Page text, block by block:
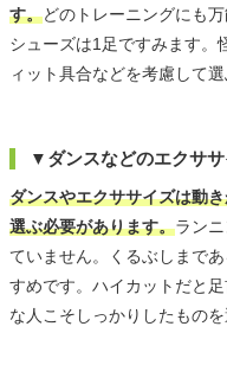
す。どのトレーニングにも
シューズは1足ですみます。
ィット具合などを考慮して
▼ダンスなどのエクサ
ダンスやエクササイズは動
選ぶ必要があります。ラン
ていません。くるぶしまで
すめです。ハイカットだと
な人こそしっかりしたものを